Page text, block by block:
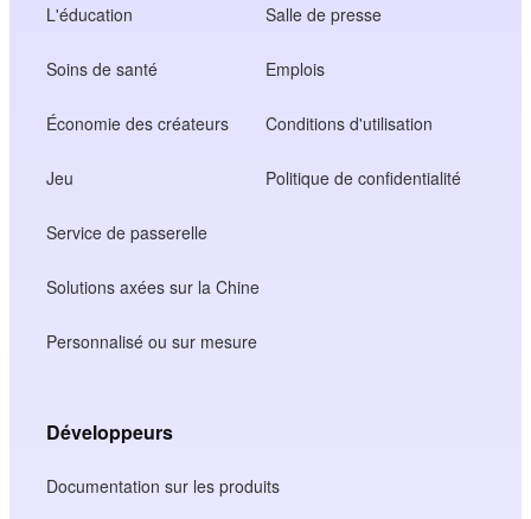
L'éducation
Soins de santé
Économie des créateurs
Jeu
Service de passerelle
Solutions axées sur la Chine
Personnalisé ou sur mesure
Salle de presse
Emplois
Conditions d'utilisation
Politique de confidentialité
Développeurs
Documentation sur les produits